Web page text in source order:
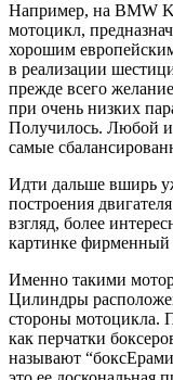
Например, на BMW
мотоцикл,
хорошим
в реализации
прежде всего
при очень низких
Получилось. Любой
самые
Идти дальше вширь
построения
взгляд, более
картинке
Именно такими
Цилиндры
стороны мотоцикла.
как перчатки
называют